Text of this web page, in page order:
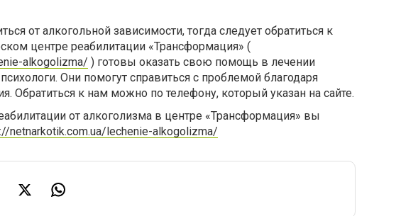
от алкогольной зависимости, тогда следует обратиться к
центре реабилитации «Трансформация» (
alkogolizma/ ) готовы оказать свою помощь в лечении
Они помогут справиться с проблемой благодаря
Обратиться к нам можно по телефону, который указан на сайте.
от алкоголизма в центре «Трансформация» вы
netnarkotik.com.ua/lechenie-alkogolizma/